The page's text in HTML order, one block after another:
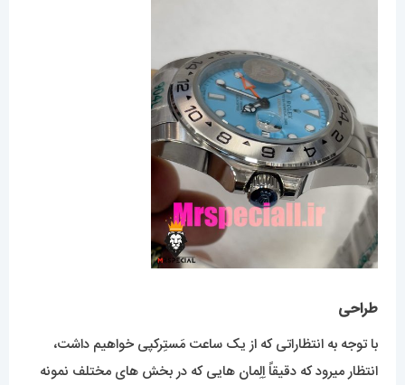
طراحی
با توجه به انتظاراتی که از یک ساعت مَستِرکپی خواهیم داشت،
انتظار میرود که دقیقاً اِلِمان هایی که در بخش های مختلف نمونه